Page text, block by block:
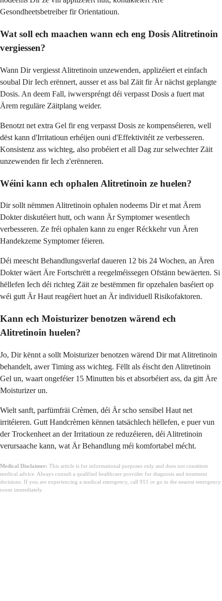
Gesondheetsbetreiber fir Orientatioun.
Wat soll ech maachen wann ech eng Dosis Alitretinoin
vergiessen?
Wann Dir vergiesst Alitretinoin unzewenden, applizéiert et einfach
soubal Dir Iech erënnert, ausser et ass bal Zäit fir Är nächst geplangte
Dosis. An deem Fall, iwwerspréngt déi verpasst Dosis a fuert mat
Ärem reguläre Zäitplang weider.
Benotzt net extra Gel fir eng verpasst Dosis ze kompenséieren, well
dëst kann d'Irritatioun erhéijen ouni d'Effektivitéit ze verbesseren.
Konsistenz ass wichteg, also probéiert et all Dag zur selwechter Zäit
unzewenden fir Iech z'erënneren.
Wéini kann ech ophalen Alitretinoin ze huelen?
Dir sollt nëmmen Alitretinoin ophalen nodeems Dir et mat Ärem
Dokter diskutéiert hutt, och wann Är Symptomer wesentlech
verbesseren. Ze fréi ophalen kann zu enger Réckkehr vun Ären
Handekzeme Symptomer féieren.
Déi meescht Behandlungsverlaf daueren 12 bis 24 Wochen, an Ären
Dokter wäert Äre Fortschrëtt a reegelméissegen Ofstänn bewäerten. Si
hëllefen Iech déi richteg Zäit ze bestëmmen fir opzehalen baséiert op
wéi gutt Är Haut reagéiert huet an Är individuell Risikofaktoren.
Kann ech Moisturizer benotzen wärend ech
Alitretinoin huelen?
Jo, Dir kënnt a sollt Moisturizer benotzen wärend Dir mat Alitretinoin
behandelt, awer Timing ass wichteg. Fëllt als éischt den Alitretinoin
Gel un, waart ongeféier 15 Minutten bis et absorbéiert ass, da gitt Äre
Moisturizer un.
Wielt sanft, parfümfräi Crèmen, déi Är scho sensibel Haut net
irritéieren. Gutt Handcrèmen kënnen tatsächlech hëllefen, e puer vun
der Trockenheet an der Irritatioun ze reduzéieren, déi Alitretinoin
verursaache kann, wat Är Behandlung méi komfortabel mécht.
Medical Disclaimer: This article is for informational purposes only and does not constitute
medical advice. Always consult a qualified healthcare provider for diagnosis and treatment
decisions. If you are experiencing a medical emergency, call 911 or go to the nearest emergency
room immediately.